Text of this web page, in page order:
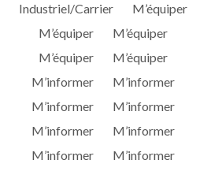
Industriel/Carrier
M’équiper
M’équiper
M’équiper
M’équiper
M’équiper
M’informer
M’informer
M’informer
M’informer
M’informer
M’informer
M’informer
M’informer